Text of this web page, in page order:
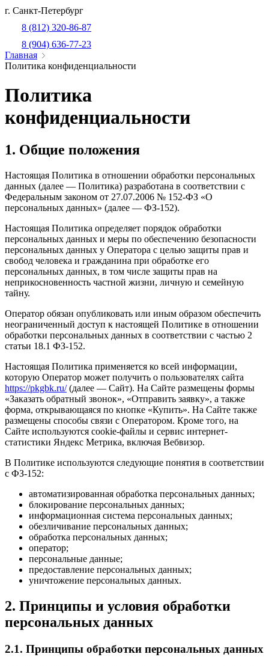
г. Санкт-Петербург
8 (812) 320-86-87
8 (904) 636-77-23
Главная
Политика конфиденциальности
Политика
конфиденциальности
1. Общие положения
Настоящая Политика в отношении обработки персональных
данных (далее — Политика) разработана в соответствии с
Федеральным законом от 27.07.2006 № 152-ФЗ «О
персональных данных» (далее — ФЗ-152).
Настоящая Политика определяет порядок обработки
персональных данных и меры по обеспечению безопасности
персональных данных у Оператора с целью защиты прав и
свобод человека и гражданина при обработке его
персональных данных, в том числе защиты прав на
неприкосновенность частной жизни, личную и семейную
тайну.
Оператор обязан опубликовать или иным образом обеспечить
неограниченный доступ к настоящей Политике в отношении
обработки персональных данных в соответствии с частью 2
статьи 18.1 ФЗ-152.
Настоящая Политика применяется ко всей информации,
которую Оператор может получить о пользователях сайта
https://pkgbk.ru/(далее — Сайт). На Сайте размещены формы
«Заказать обратный звонок», «Отправить заявку», а также
форма, открывающаяся по кнопке «Купить». На Сайте также
размещены способы связи с Оператором. Кроме того, на
Сайте используются cookie-файлы и сервис интернет-
статистики Яндекс Метрика, включая Вебвизор.
В Политике используются следующие понятия в соответствии
с ФЗ-152:
автоматизированная обработка персональных данных;
блокирование персональных данных;
информационная система персональных данных;
обезличивание персональных данных;
обработка персональных данных;
оператор;
персональные данные;
предоставление персональных данных;
уничтожение персональных данных.
2. Принципы и условия обработки
персональных данных
2.1. Принципы обработки персональных данных